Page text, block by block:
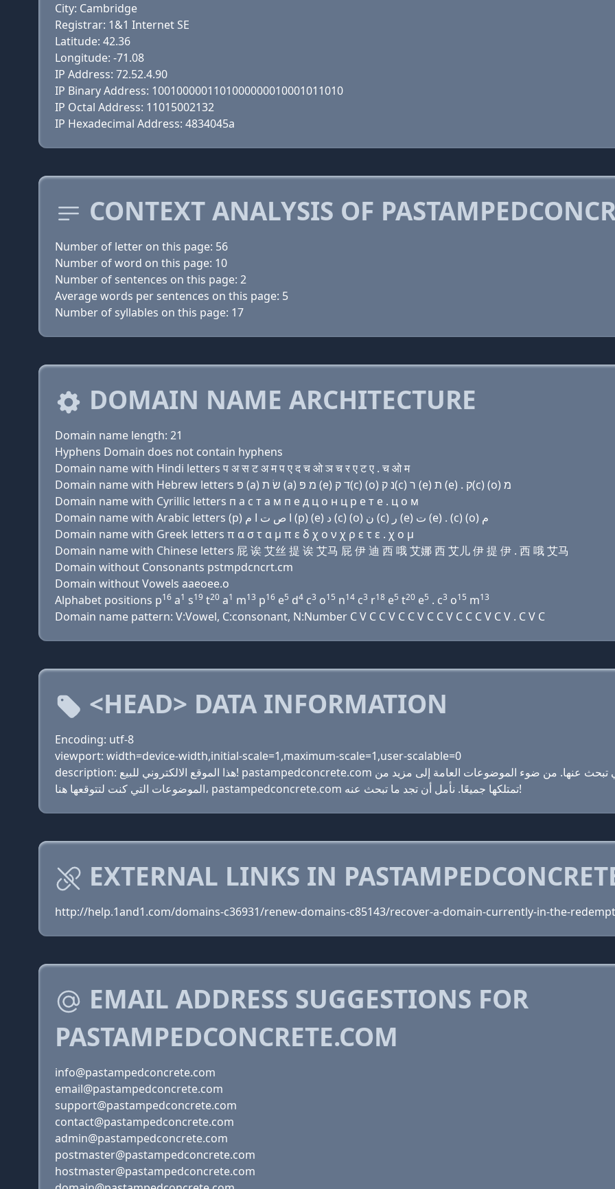
City: Cambridge
Registrar: 1&1 Internet SE
Latitude: 42.36
Longitude: -71.08
IP Address: 72.52.4.90
IP Binary Address: 1001000001101000000010001011010
IP Octal Address: 11015002132
IP Hexadecimal Address: 4834045a
CONTEXT ANALYSIS OF
Number of letter on this page: 56
Number of word on this page: 10
Number of sentences on this page: 2
Average words per sentences on this page: 5
Number of syllables on this page: 17
DOMAIN NAME ARCHITECTURE
Domain name length: 21
Hyphens Domain does not contain hyphens
Domain name with Hindi letters प अ स ट अ म प ए द च ओ ञ च र ए ट ए . च ओ म
Domain name with Hebrew letters פּ (a) שׂ ת (a) מ פּ (e) ד ק(c) (ο) נ ק(c) ר (e) ת (e) . ק(c) (ο) מ
Domain name with Cyrillic letters п a с т a м п e д ц о н ц р e т e . ц о м
Domain name with Arabic letters (p) ﺍ ﺹ ﺕ ﺍ ﻡ (p) (e) ﺩ (c) (o) ﻥ (c) ﺭ (e) ﺕ (e) . (c) (o) ﻡ
Domain name with Greek letters π α σ τ α μ π ε δ χ ο ν χ ρ ε τ ε . χ ο μ
Domain name with Chinese letters 屁 诶 艾丝 提 诶 艾马 屁 伊 迪 西 哦 艾娜 西 艾儿 伊 提 伊 . 西 哦 艾马
Domain without Consonants pstmpdcncrt.cm
Domain without Vowels aaeoee.o
Alphabet positions p16 a1 s19 t20 a1 m13 p16 e5 d4 c3 o15 n14 c3 r18 e5 t20 e5 . c3 o15 m13
Domain name pattern: V:Vowel, C:consonant, N:Number C V C C V C C V C C V C C C V C V . C V C
<HEAD> DATA INFORMATION
Encoding: utf-8
viewport: width=device-width,initial-scale=1,maximum-scale=1,user-scalable=0
description: هذا الموقع الالكتروني للبيع! pastampedconcrete.com هل هو أول وأفضل مصادر جميع المعلومات التي تبحث عنها. من ضوء الموضوعات العامة إلى مزيد من
الموضوعات التي كنت لتتوقعها هنا، pastampedconcrete.com تمتلكها جميعًا. نأمل أن تجد ما تبحث عنه!
EXTERNAL LINKS IN
http://help.1and1.com/domains-c36931/renew-domains-c85143/recover-a-domain-currently-in-the-
EMAIL ADDRESS SUGGESTIONS FOR
PASTAMPEDCONCRETE.COM
info@pastampedconcrete.com
email@pastampedconcrete.com
support@pastampedconcrete.com
contact@pastampedconcrete.com
admin@pastampedconcrete.com
postmaster@pastampedconcrete.com
hostmaster@pastampedconcrete.com